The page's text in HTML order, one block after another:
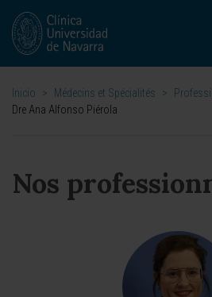
Inicio > Médecins et Spécialités >
Dre Ana Alfonso Piérola
Nos